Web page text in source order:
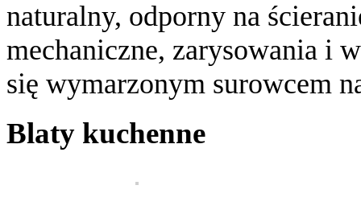
naturalny, odporny na
mechaniczne, zarysowania i
się wymarzonym surowcem
Blaty kuchenne